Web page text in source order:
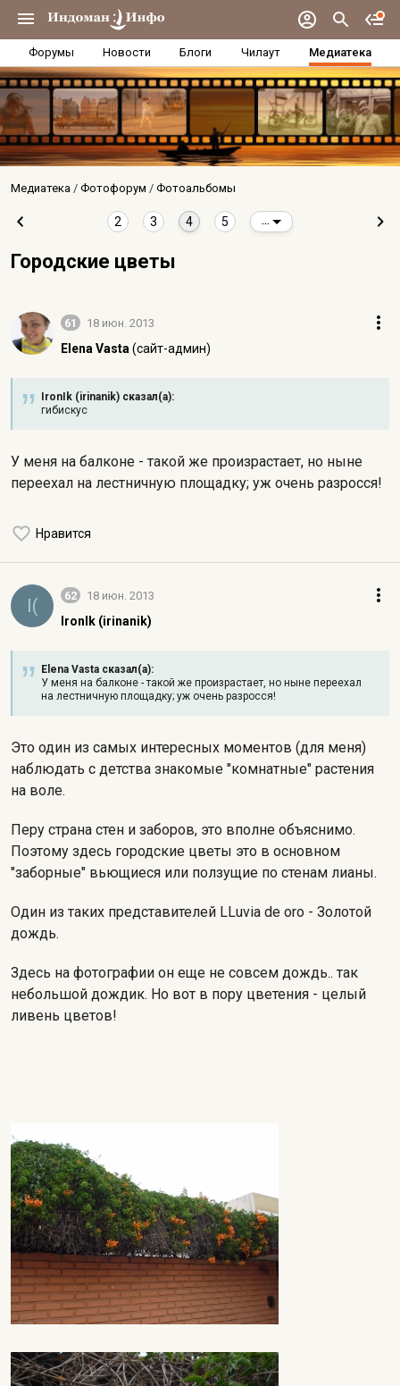
Форумы Новости Блоги Чилаут Медиатека
Медиатека Фотофорум Фотоальбомы
2 3 4 5
Городские цветы
61 18 июн. 2013
Elena Vasta (сайт-админ)
IronIk (irinanik) сказал(а):
гибискус
У меня на балконе - такой же произрастает, но ныне
переехал на лестничную площадку; уж очень разросся!
Нравится
I( 62 18 июн. 2013
IronIk (irinanik)
Elena Vasta сказал(а):
У меня на балконе - такой же произрастает, но ныне переехал
на лестничную площадку; уж очень разросся!
Это один из самых интересных моментов (для меня)
наблюдать с детства знакомые "комнатные" растения
на воле.
Перу страна стен и заборов, это вполне объяснимо.
Поэтому здесь городские цветы это в основном
"заборные" вьющиеся или ползущие по стенам лианы.
Один из таких представителей LLuvia de oro - Золотой
дождь.
Здесь на фотографии он еще не совсем дождь.. так
небольшой дождик. Но вот в пору цветения - целый
ливень цветов!